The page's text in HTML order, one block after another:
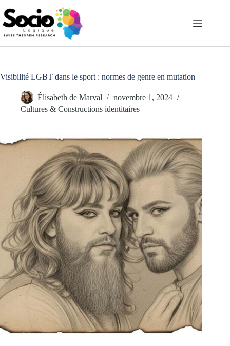
au
contenu
Visibilité LGBT dans le sport : normes de genre en mutation
Élisabeth de Marval
novembre 1, 2024
Cultures & Constructions identitaires